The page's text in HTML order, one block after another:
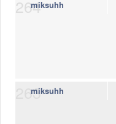
MP15 kuvia
264miksuhh
263
miksuhh